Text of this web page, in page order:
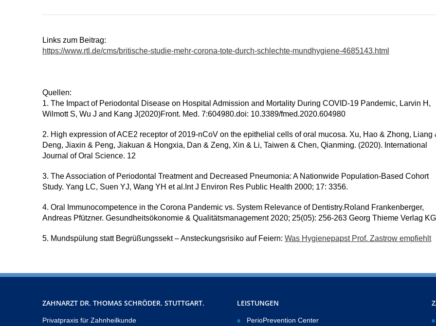
Links zum Beitrag:
https://www.rtl.de/cms/britische-studie-mehr-corona-tote-durch-schlechte-mundhygiene-4685143.html
Quellen:
1. The Impact of Periodontal Disease on Hospital Admission and Mortality During COVID-19 Pandemic, Larvin H,
Wilmott S, Wu J and Kang J(2020)Front. Med. 7:604980.doi: 10.3389/fmed.2020.604980
2. High expression of ACE2 receptor of 2019-nCoV on the epithelial cells of oral mucosa. Xu, Hao & Zhong, Liang
Deng, Jiaxin & Peng, Jiakuan & Hongxia, Dan & Zeng, Xin & Li, Taiwen & Chen, Qianming. (2020). International
Journal of Oral Science. 12
3. The Association of Periodontal Treatment and Decreased Pneumonia: A Nationwide Population-Based Cohort
Study. Yang LC, Suen YJ, Wang YH et al.Int J Environ Res Public Health 2000; 17: 3356.
4. Oral Immunocompetence in the Corona Pandemic vs. System Relevance of Dentistry.Roland Frankenberger,
Andreas Pfützner. Gesundheitsökonomie & Qualitätsmanagement 2020; 25(05): 256-263 Georg Thieme Verlag KG
5. Mundspülung statt Begrüßungssekt – Ansteckungsrisiko auf Feiern: Was Hygienepapst Prof. Zastrow empfiehlt
ZAHNARZT DR. THOMAS SCHRÖDER. STUTTGART.
Privatpraxis für Zahnheilkunde
LEISTUNGEN
PerioPrevention Center